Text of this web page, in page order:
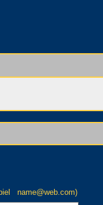
name@web.com)